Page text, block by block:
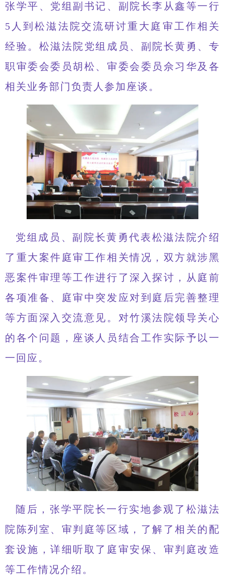
张学平、党组副书记、副院长李从鑫等一行
5人到松滋法院交流研讨重大庭审工作相关
经验。松滋法院党组成员、副院长黄勇、专
职审委会委员胡松、审委会委员佘习华及各
相关业务部门负责人参加座谈。
党组成员、副院长黄勇代表松滋法院介绍
了重大案件庭审工作相关情况，双方就涉黑
恶案件审理等工作进行了深入探讨，从庭前
各项准备、庭审中突发应对到庭后完善整理
等方面深入交流意见。对竹溪法院领导关心
的各个问题，座谈人员结合工作实际予以一
一回应。
随后，张学平院长一行实地参观了松滋法
院陈列室、审判庭等区域，了解了相关的配
套设施，详细听取了庭审安保、审判庭改造
等工作情况介绍。